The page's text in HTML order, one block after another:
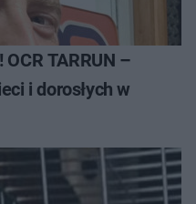
TARRUN –
i dorosłych w